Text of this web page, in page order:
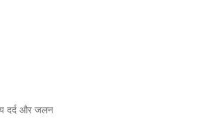
दर्द और जलन